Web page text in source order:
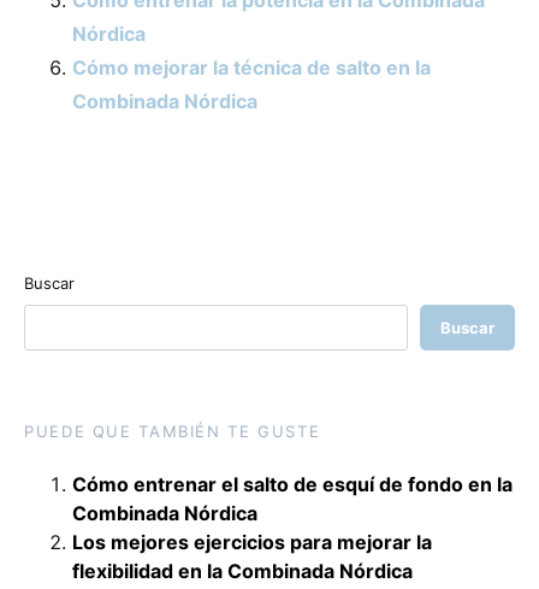
Nórdica
Cómo mejorar la técnica de salto en la
Combinada Nórdica
Buscar
Buscar
PUEDE QUE TAMBIÉN TE GUSTE
Cómo entrenar el salto de esquí de fondo en la
Combinada Nórdica
Los mejores ejercicios para mejorar la
flexibilidad en la Combinada Nórdica